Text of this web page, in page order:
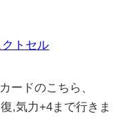
トセル
ードのこちら、
,気力+4まで行きま